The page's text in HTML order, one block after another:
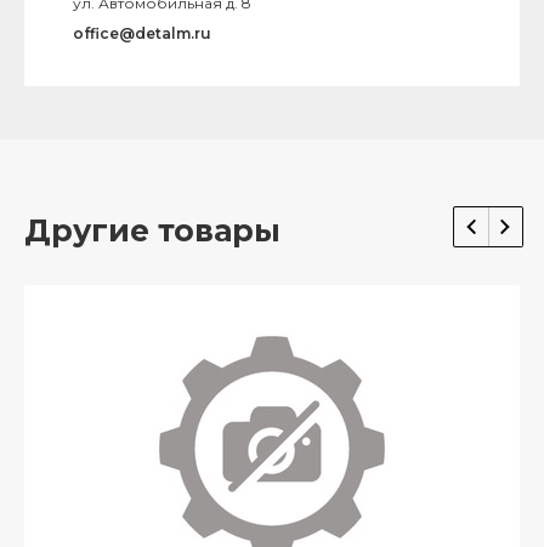
office@detalm.ru
Другие товары